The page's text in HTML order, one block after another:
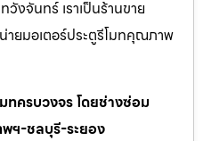
งจันทร์ เราเป็นร้านขาย
ายมอเตอร์ประตูรีโมทคุณภาพ
ทครบวงจร โดยช่างซ่อม
พฯ-ชลบุรี-ระยอง